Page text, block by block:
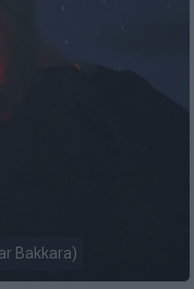
Bakkara)